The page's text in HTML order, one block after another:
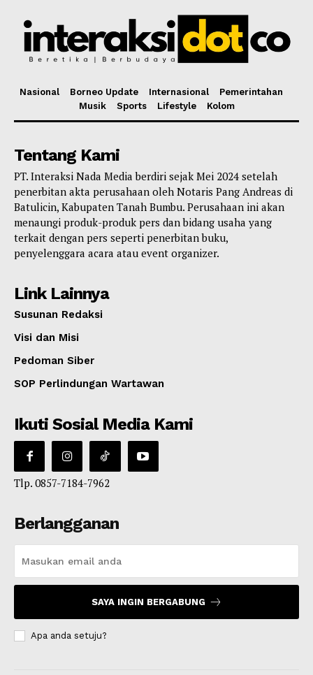
Nasional Borneo Update Internasional
Pemerintahan
Musik
Sports Lifestyle Kolom
Tentang Kami
PT. Interaksi Nada Media berdiri sejak Mei 2024 setelah
penerbitan akta perusahaan oleh Notaris Pang Andreas di
Batulicin, Kabupaten Tanah Bumbu. Perusahaan ini akan
menaungi produk-produk pers dan bidang usaha yang
terkait dengan pers seperti penerbitan buku,
penyelenggara acara atau event organizer.
Link Lainnya
Susunan Redaksi
Visi dan Misi
Pedoman Siber
SOP Perlindungan Wartawan
Ikuti Sosial Media Kami
Tlp. 0857-7184-7962
Berlangganan
SAYA INGIN BERGABUNG
Apa anda setuju?